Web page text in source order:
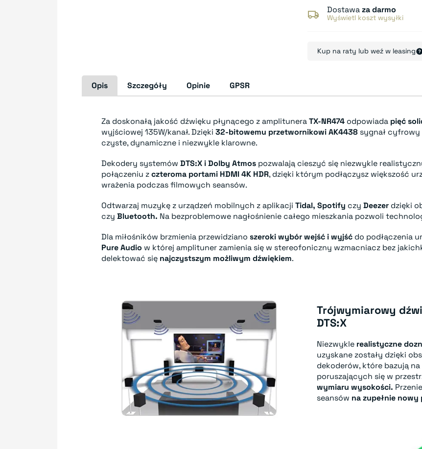
Dostawaza darmo
Wyświetl koszt wysyłki
Kup na raty lub weź w leasing
Opis Szczegóły Opinie GPSR
Za doskonałą jakość dźwięku płynącego z amplituneraTX-NR474 odpowiada pięć
wyjściowej 135W/kanał. Dzięki 32-bitowemu przetwornikowi AK4438 sygnał cyfrowy
czyste, dynamiczne i niezwykle klarowne.
Dekodery systemów DTS:X i Dolby Atmos pozwalają cieszyć się niezwykle
połączeniu zczteroma portami HDMI 4K HDR, dzięki którym podłączysz większość
wrażenia podczas filmowych seansów.
Odtwarzaj muzykę z urządzeń mobilnych z aplikacji Tidal, Spotify czy Deezer dzięki
czy Bluetooth. Na bezproblemowe nagłośnienie całego mieszkania pozwoli
Dla miłośników brzmienia przewidziano szeroki wybór wejść i wyjść do podłączenia
Pure Audio w której amplituner zamienia się w stereofoniczny wzmacniacz bez
delektować się najczystszym możliwym dźwiękiem.
Trójwymiarowy
DTS:X
Niezwykle realistyczne
uzyskane zostały dzięki
dekoderów, które bazują
poruszających się w
wymiaru wysokości.
seansów na zupełnie nowy